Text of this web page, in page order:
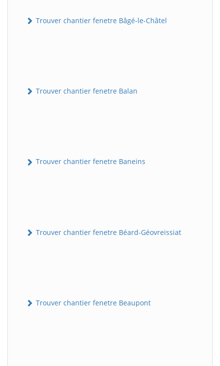
Trouver chantier fenetre Bâgé-le-Châtel
Trouver chantier fenetre Balan
Trouver chantier fenetre Baneins
Trouver chantier fenetre Béard-Géovreissiat
Trouver chantier fenetre Beaupont